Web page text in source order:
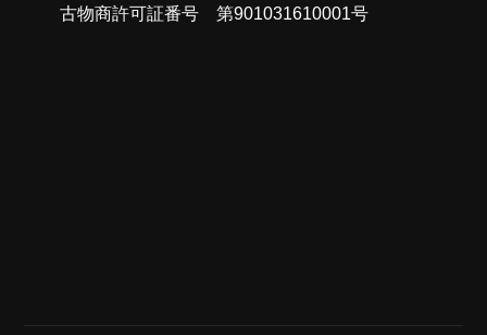
古物商許可証番号 第901031610001号